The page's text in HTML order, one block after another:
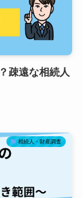
疎遠な相続人
相続人・財産調査